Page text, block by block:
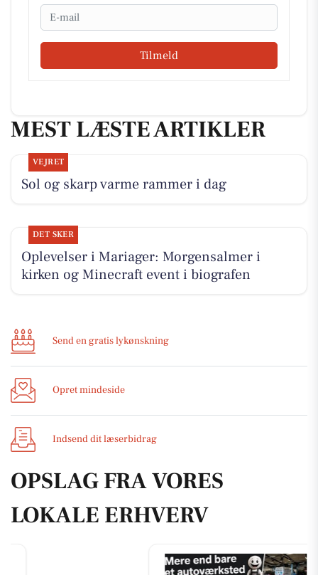
Email
Tilmeld
MEST LÆSTE ARTIKLER
VEJRET
Sol og skarp varme rammer i dag
DET SKER
Oplevelser i Mariager: Morgensalmer i
kirken og Minecraft event i biografen
Send en gratis lykønskning
Opret mindeside
Indsend dit læserbidrag
OPSLAG FRA VORES
LOKALE ERHVERV